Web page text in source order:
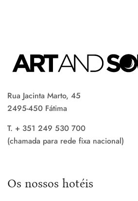
Rua Jacinta Marto, 45
2495-450 Fátima
T. + 351 249 530 700
(chamada para rede fixa nacional)
Os nossos hotéis